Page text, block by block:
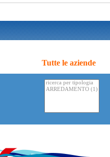
Tutte le aziende